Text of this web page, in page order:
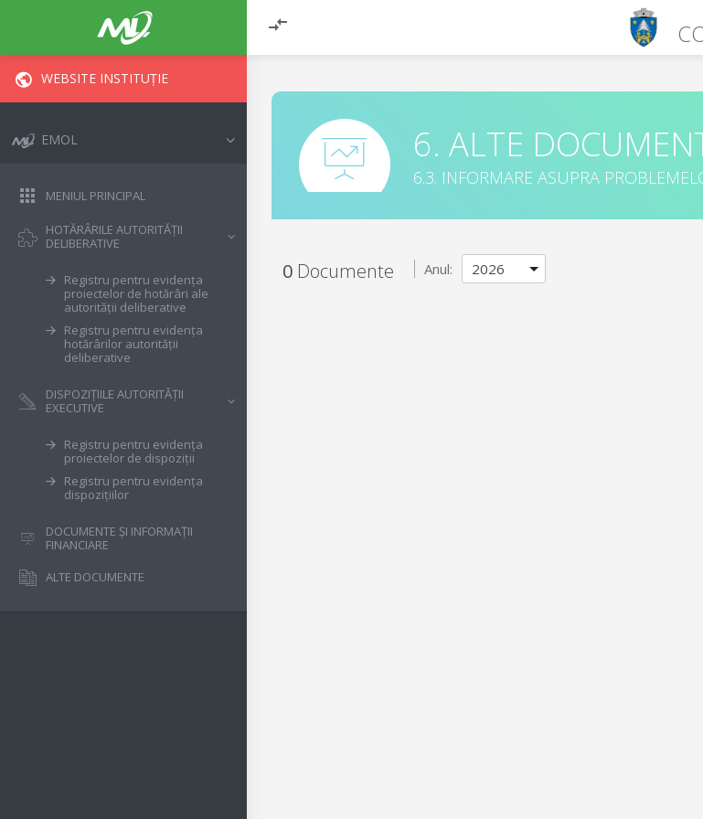
WEBSITE INSTITUȚIE
EMOL
MENIUL PRINCIPAL
HOTĂRÂRILE AUTORITĂȚII
DELIBERATIVE
Registru pentru evidența
proiectelor de hotărâri ale
autorității deliberative
Registru pentru evidența
hotărârilor autorității
deliberative
DISPOZIȚIILE AUTORITĂȚII
EXECUTIVE
Registru pentru evidența
proiectelor de dispoziții
Registru pentru evidența
dispozițiilor
DOCUMENTE ȘI INFORMAȚII
FINANCIARE
ALTE DOCUMENTE
6. ALTE
6.3. INFORMARE ASUPRA
0 Documente Anul: